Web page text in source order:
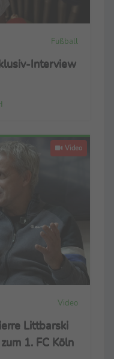
Fußball
Interview
Video
Video
Littbarski
1. FC Köln